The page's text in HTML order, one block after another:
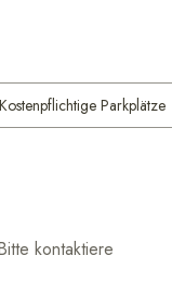
Kostenpflichtige Parkplätze
kontaktiere